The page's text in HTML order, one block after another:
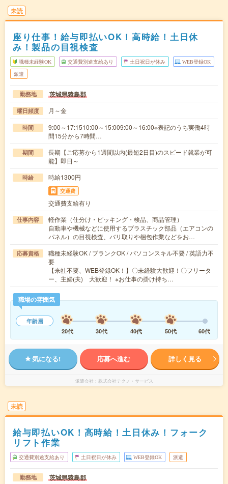
未読
座り仕事！給与即払いOK！高時給！土日休
み！製品の目視検査
職種未経験OK 交通費別途支給あり 土日祝日が休み WEB登録OK
派遣
勤務地 茨城県猿島郡
曜日頻度 月～金
時間
9:00～17:1510:00～15:009:00～16:00※表記のうち実働4時
間15分から7時間…
期間
長期【ご応募から1週間以内(最短2日目)のスピード就業が可
能】即日～
時給 時給1300円
交通費
交通費支給有り
仕事内容
軽作業（仕分け・ピッキング・検品、商品管理）
自動車や機械などに使用するプラスチック部品（エアコンの
パネル）の目視検査、バリ取りや梱包作業などをお…
応募資格
職種未経験OK / ブランクOK / パソコンスキル不要 / 英語力不
要
【来社不要、WEB登録OK！】〇未経験大歓迎！〇フリータ
ー、主婦(夫) 大歓迎！ ※お仕事の掛け持ち…
職場の雰囲気
年齢層
20代
30代 40代 50代 60代
気になる! 応募へ進む 詳しく見る
派遣会社 株式会社テクノ・サービス
未読
給与即払いOK！高時給！土日休み！フォーク
リフト作業
交通費別途支給あり 土日祝日が休み WEB登録OK 派遣
勤務地 茨城県猿島郡